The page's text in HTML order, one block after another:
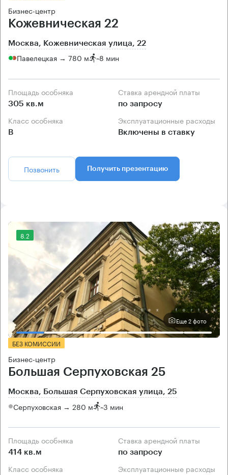
Бизнес-центр
Кожевническая 22
Москва, Кожевническая улица, 22
Павелецкая → 780 м ~8 мин
Площадь особняка
305 кв.м
Ставка арендной платы
по запросу
Класс особняка
B
Эксплуатационные расходы
Включены в ставку
Позвонить Получить презентацию
8.2
Еще 2 фото
БЕЗ КОМИССИИ
Бизнес-центр
Большая Серпуховская 25
Москва, Большая Серпуховская улица, 25
Серпуховская → 280 м ~3 мин
Площадь особняка
414 кв.м
Ставка арендной платы
по запросу
Класс особняка Эксплуатационные расходы